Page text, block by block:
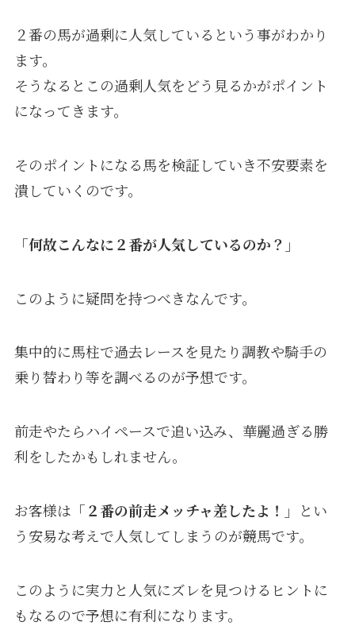
２番の馬が過剰に人気しているという事がわかり
ます。
そうなるとこの過剰人気をどう見るかがポイント
になってきます。
そのポイントになる馬を検証していき不安要素を
潰していくのです。
「何故こんなに２番が人気しているのか？」
このように疑問を持つべきなんです。
集中的に馬柱で過去レースを見たり調教や騎手の
乗り替わり等を調べるのが予想です。
前走やたらハイペースで追い込み、華麗過ぎる勝
利をしたかもしれません。
お客様は 「２番の前走メッチャ差したよ！」
とい
う安易な考えで人気してしまうのが競馬です。
このように実力と人気にズレを見つけるヒントに
もなるので予想に有利になります。